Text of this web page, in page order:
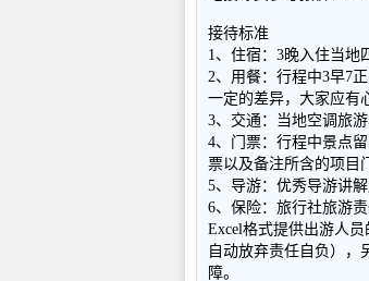
接待标准
1、住宿：3晚入住当地
2、用餐：行程中3早7
一定的差异，大家应有
3、交通：当地空调旅
4、门票：行程中景点
票以及备注所含的项目
5、导游：优秀导游讲
6、保险：旅行社旅游
Excel格式提供出游人
自动放弃责任自负），
障。